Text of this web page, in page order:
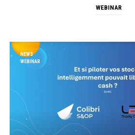
WEBINAR
NEWS
WEBINAR